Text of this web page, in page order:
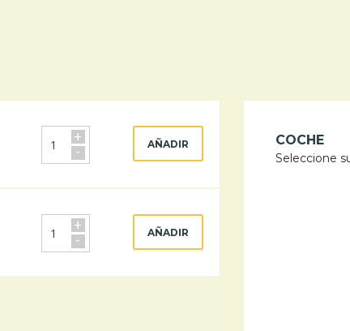
+
- AÑADIR
+
- AÑADIR
COCHE
Seleccione